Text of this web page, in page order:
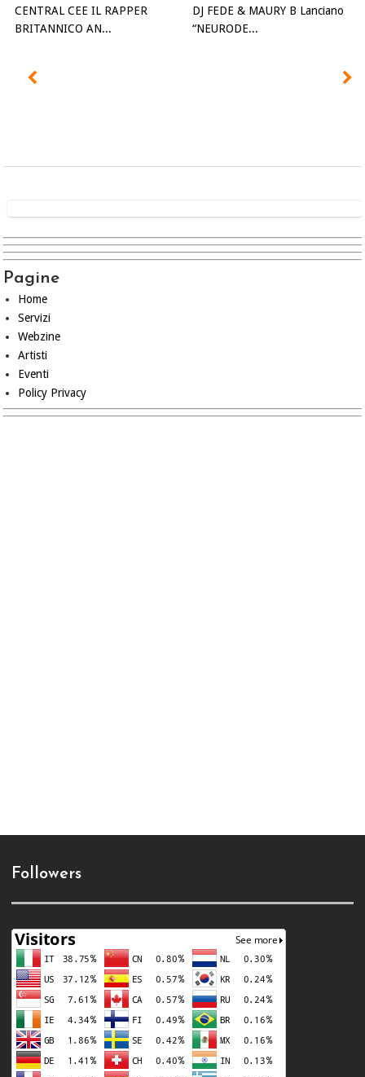
CENTRAL CEE IL RAPPER
BRITANNICO AN...
DJ FEDE & MAURY B Lanciano
“NEURODE...
Pagine
Home
Servizi
Webzine
Artisti
Eventi
Policy Privacy
Followers